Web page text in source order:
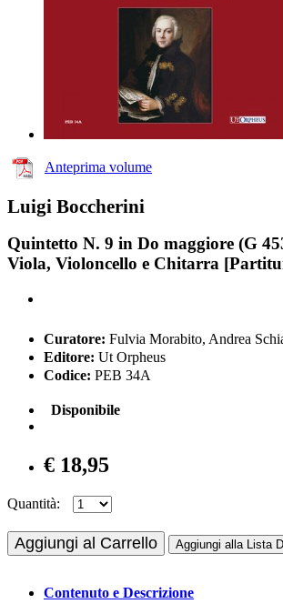
Anteprima volume
Luigi Boccherini
Quintetto N. 9 in Do maggiore (G
Viola, Violoncello e Chitarra
Curatore: Fulvia Morabito, Andrea
Editore: Ut Orpheus
Codice: PEB 34A
Disponibile
€ 18,95
Quantità:
Aggiungi al Carrello Aggiungi alla Lista
Contenuto e Descrizione